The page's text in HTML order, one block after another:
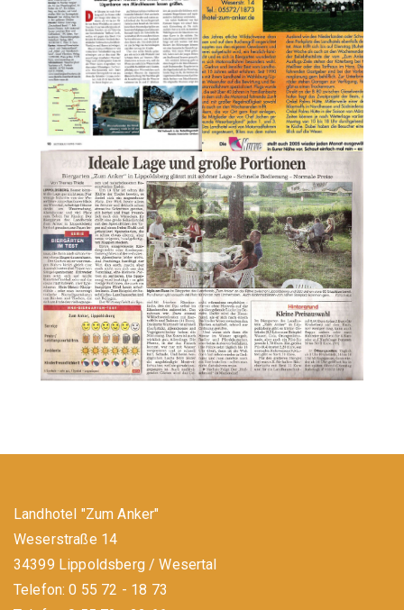
Landhotel "Zum Anker"
Weserstraße 14
34399 Lippoldsberg / Wesertal
Telefon: 0 55 72 - 18 73